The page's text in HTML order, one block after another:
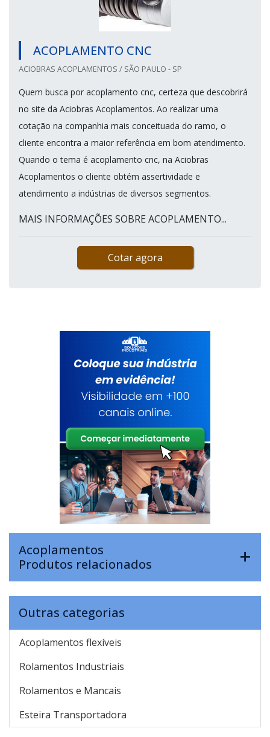
ACOPLAMENTO CNC
ACIOBRAS ACOPLAMENTOS / SÃO PAULO - SP
Quem busca por acoplamento cnc, certeza que descobrirá
no site da Aciobras Acoplamentos. Ao realizar uma
cotação na companhia mais conceituada do ramo, o
cliente encontra a maior referência em bom atendimento.
Quando o tema é acoplamento cnc, na Aciobras
Acoplamentos o cliente obtém assertividade e
atendimento a indústrias de diversos segmentos.
MAIS INFORMAÇÕES SOBRE ACOPLAMENTO...
Cotar agora
Acoplamentos
Produtos relacionados
Outras categorias
Acoplamentos flexíveis
Rolamentos Industriais
Rolamentos e Mancais
Esteira Transportadora